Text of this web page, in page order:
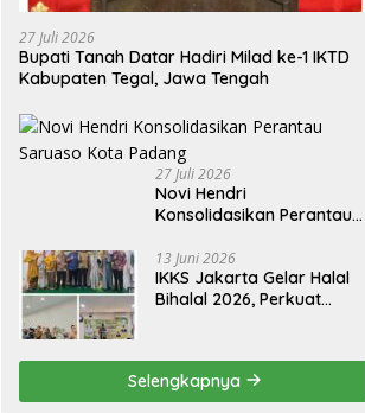
27 Juli 2026
Bupati Tanah Datar Hadiri Milad ke-1 IKTD
Kabupaten Tegal, Jawa Tengah
27 Juli 2026
Novi Hendri
Konsolidasikan Perantau
13 Juni 2026
IKKS Jakarta Gelar Halal
Bihalal 2026, Perkuat
Warga Kuansing
Selengkapnya